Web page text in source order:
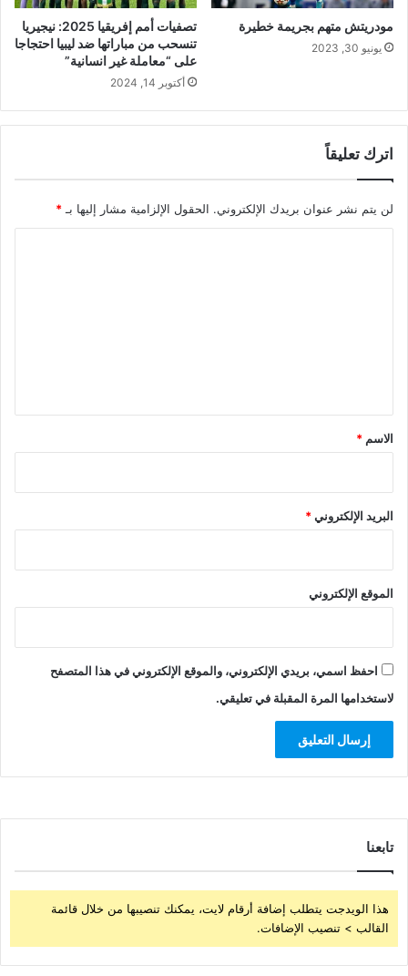
مودريتش متهم بجريمة خطيرة
يونيو 30, 2023
تصفيات أمم إفريقيا 2025: نيجيريا
تنسحب من مباراتها ضد ليبيا احتجاجا
على “معاملة غير انسانية”
أكتوبر 14, 2024
اترك تعليقاً
لن يتم نشر عنوان بريدك الإلكتروني. الحقول الإلزامية مشار إليها بـ *
*
الاسم *
البريد الإلكتروني*
الموقع الإلكتروني
احفظ اسمي، بريدي الإلكتروني، والموقع الإلكتروني في هذا المتصفح
لاستخدامها المرة المقبلة في تعليقي.
تابعنا
هذا الويدجت يتطلب إضافة أرقام لايت، يمكنك تنصيبها من خلال قائمة
القالب > تنصيب الإضافات.